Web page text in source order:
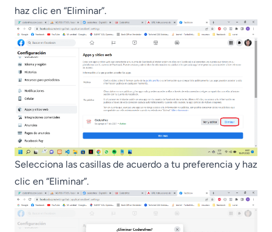
haz clic en “Eliminar”.
Selecciona las casillas de acuerdo a tu preferencia y haz
clic en “Eliminar”.